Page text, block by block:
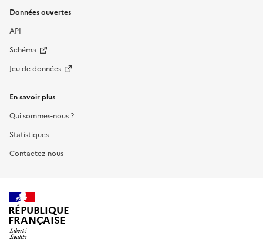
Données ouvertes
API
Schéma
Jeu de données
En savoir plus
Qui sommes-nous ?
Statistiques
Contactez-nous
RÉPUBLIQUE
FRANÇAISE